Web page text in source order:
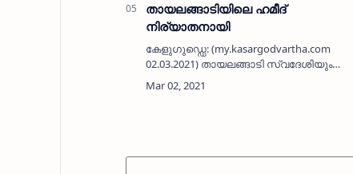
സെകൻഡറി ഹോസ്റ്റൽ നാടിന്…
തായലങ്ങാടിയിലെ ഹമീദ്
നിര്യാതനായി
കേളുഗുഡ്ഡെ: (my.kasargodvartha.com
02.03.2021) തായലങ്ങാടി സ്വദേശിയും
കേളുഗുഡ്ഡെയില്‍ താമസക്കാരനുമായ ഹമീദ്
പൈച്ചാര്‍ (62) നിര്യാതനായി. പരേതരായ